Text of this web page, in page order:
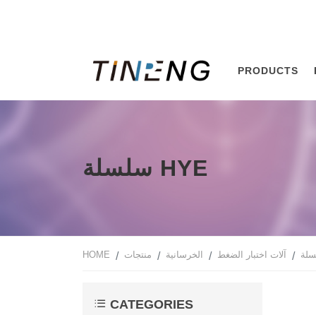
PRODUCTS
سلسلة HYE
HOME منتجات الخرسانية آلات اختبار الضغط
CATEGORIES